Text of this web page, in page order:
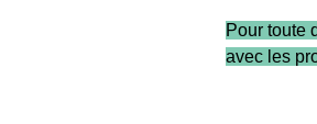
Pour toute
avec les